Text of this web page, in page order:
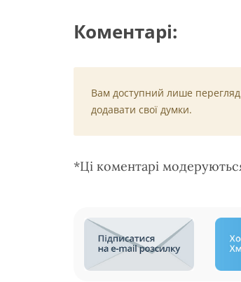
Коментарі:
Вам доступний лише перегляд
додавати свої думки.
*Ці коментарі